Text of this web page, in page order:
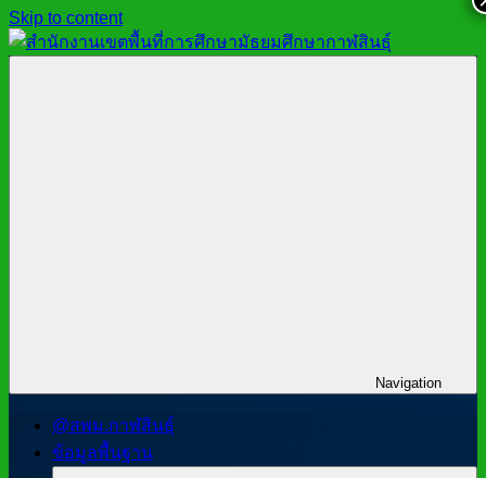
Skip to content
Navigation
@สพม.กาฬสินธุ์
ข้อมูลพื้นฐาน